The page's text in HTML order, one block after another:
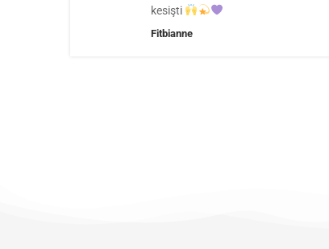
kesişti
Fitbianne